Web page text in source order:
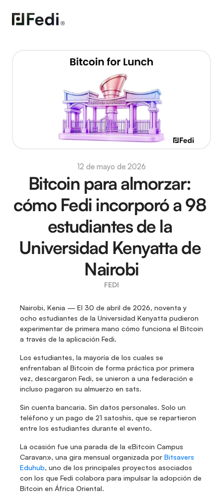
12 de mayo de 2026
Bitcoin para almorzar:
cómo Fedi incorporó a 98
estudiantes de la
Universidad Kenyatta de
Nairobi
FEDI
Nairobi, Kenia — El 30 de abril de 2026, noventa y
ocho estudiantes de la Universidad Kenyatta pudieron
experimentar de primera mano cómo funciona el Bitcoin
a través de la aplicación Fedi.
Los estudiantes, la mayoría de los cuales se
enfrentaban al Bitcoin de forma práctica por primera
vez, descargaron Fedi, se unieron a una federación e
incluso pagaron su almuerzo en sats.
Sin cuenta bancaria. Sin datos personales. Solo un
teléfono y un pago de 21 satoshis, que se repartieron
entre los estudiantes durante el evento.
La ocasión fue una parada de la «Bitcoin Campus
Caravan», una gira mensual organizada por Bitsavers
Eduhub, uno de los principales proyectos asociados
con los que Fedi colabora para impulsar la adopción de
Bitcoin en África Oriental.